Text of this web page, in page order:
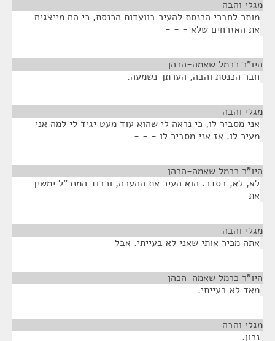
מגלי והבה
מותר לחברי הכנסת להעיר בוועדות הכנסת, כי הם מייצגים
את האזרחים שלא - - -
היו"ר כרמל שאמה-הכהן
חבר הכנסת והבה, הערתך נשמעה.
מגלי והבה
אני מסביר לו, כי נראה לי שהוא עוד מעט יגיד לי למה אני
מעיר לו. אז אני מסביר לו - - -
היו"ר כרמל שאמה-הכהן
לא, לא, בסדר. הוא העיר את ההערה, וכבוד המנכ"ל ימשיך
את - - -
מגלי והבה
אתה מכיר אותי שאני לא בעייתי. אבל - - -
היו"ר כרמל שאמה-הכהן
מאד לא בעייתי.
מגלי והבה
נכון.